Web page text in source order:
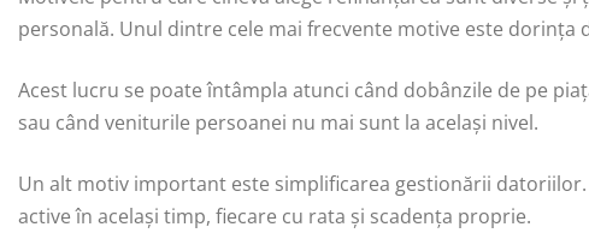
personală. Unul dintre cele mai frecvente motive este dorința
Acest lucru se poate întâmpla atunci când dobânzile de pe
sau când veniturile persoanei nu mai sunt la același nivel.
Un alt motiv important este simplificarea gestionării
active în același timp, fiecare cu rata și scadența proprie.